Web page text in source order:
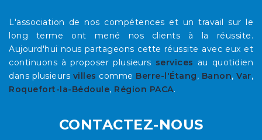
L'association de nos compétences et un travail sur le
long terme ont mené nos clients à la réussite.
Aujourd'hui nous partageons cette réussite avec eux et
continuons à proposer plusieurs services au quotidien
dans plusieurs villes comme Berre-l'Étang, Banon, Var,
Roquefort-la-Bédoule, Région PACA.
CONTACTEZ-NOUS